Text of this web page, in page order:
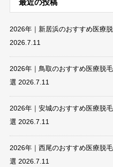
最近の投稿
2026年｜新居浜のおすすめ医療
2026.7.11
2026年｜鳥取のおすすめ医療脱
選 2026.7.11
2026年｜安城のおすすめ医療脱
選 2026.7.11
2026年｜西尾のおすすめ医療脱
選 2026.7.11